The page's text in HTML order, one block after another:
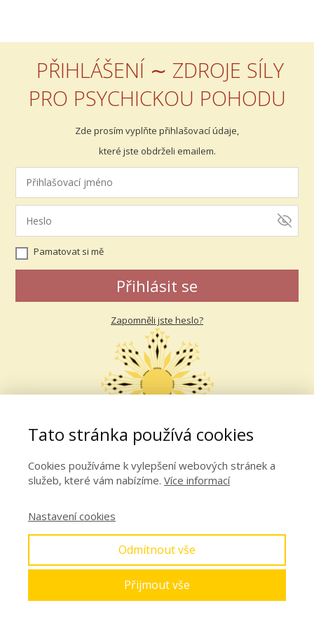
PŘIHLÁŠENÍ ∼ ZDROJE SÍLY
PRO PSYCHICKOU POHODU
Zde prosím vyplňte přihlašovací údaje,
které jste obdrželi emailem.
Pamatovat si mě
Přihlásit se
Zapomněli jste heslo?
Tato stránka používá cookies
Cookies používáme k vylepšení webových stránek a
služeb, které vám nabízíme. Více informací
Nastavení cookies
Odmítnout vše
Přijmout vše